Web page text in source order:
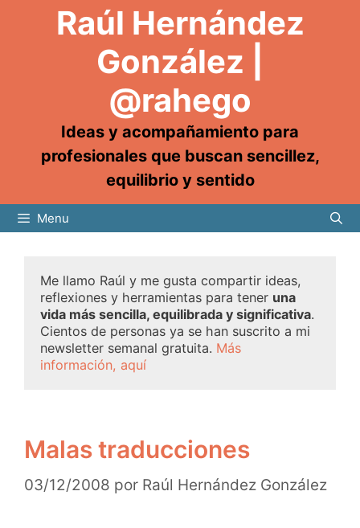
Raúl Hernández
González |
@rahego
Ideas y acompañamiento para
profesionales que buscan sencillez,
equilibrio y sentido
Menu
Me llamo Raúl y me gusta compartir ideas,
reflexiones y herramientas para tener una
vida más sencilla, equilibrada y significativa.
Cientos de personas ya se han suscrito a mi
newsletter semanal gratuita. Más
información, aquí
Malas traducciones
03/12/2008 por Raúl Hernández González